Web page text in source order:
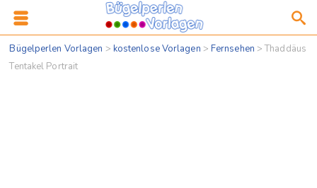
Bügelperlen Vorlagen > kostenlose Vorlagen > Fernsehen >Thaddäus
Tentakel Portrait